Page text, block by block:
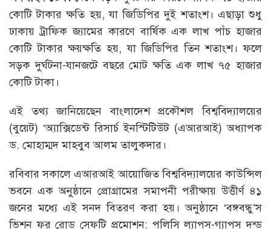
কোটি টাকার ক্ষতি হয়, যা জিডিপির দুই শতাংশ। এছাড়া শুধু
ঢাকায় ট্রাফিক জ্যামের কারণে বার্ষিক এক লাখ পাঁচ হাজার
কোটি টাকার ক্ষয়ক্ষতি হয়, যা জিডিপির তিন শতাংশ। ফলে
সড়ক দুর্ঘটনা-যানজটে বছরে মোট ক্ষতি এক লাখ ৭৫ হাজার
কোটি টাকা।
এই তথ্য জানিয়েছেন বাংলাদেশ প্রকৌশল বিশ্ববিদ্যালয়ের
(বুয়েট) ‘অ্যাক্সিডেন্ট রিসার্চ ইনস্টিটিউট (এআরআই) অধ্যাপক
ড. মোহাম্মদ মাহবুব আলম তালুকদার।
রবিবার সকালে এআরআই আয়োজিত বিশ্ববিদ্যালয়ের কাউন্সিল
ভবনে এক অনুষ্ঠানে প্রোগ্রামের সমাপনী পরীক্ষায় উত্তীর্ণ ৪১
জনের মধ্যে এই সনদ বিতরণ করা হয়। অনুষ্ঠানে ‘বঙ্গবন্ধু’স
ভিশন ফর রোড সেফটি প্রমোশন: পলিসি ল্যাপস-গ্যাপস দন্ড